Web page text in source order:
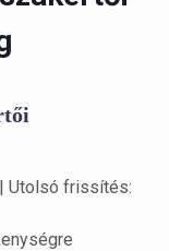
Utolsó frissítés: